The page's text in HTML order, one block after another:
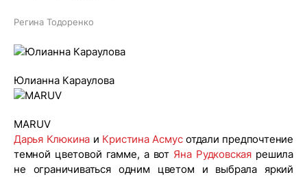
Регина Тодоренко
Юлианна Караулова
MARUV
Дарья Клюкина и Кристина Асмусотдали предпочтение
темной цветовой гамме, а вот Яна Рудковскаярешила
не ограничиваться одним цветом и выбрала яркий